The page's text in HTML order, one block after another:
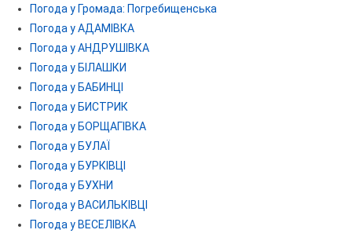
Погода у Громада: Погребищенська
Погода у АДАМІВКА
Погода у АНДРУШІВКА
Погода у БІЛАШКИ
Погода у БАБИНЦІ
Погода у БИСТРИК
Погода у БОРЩАГІВКА
Погода у БУЛАЇ
Погода у БУРКІВЦІ
Погода у БУХНИ
Погода у ВАСИЛЬКІВЦІ
Погода у ВЕСЕЛІВКА